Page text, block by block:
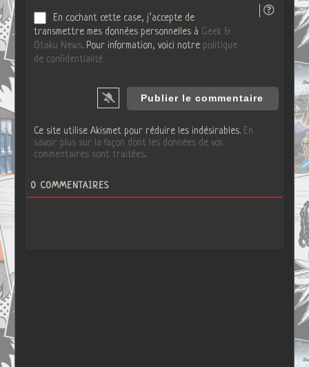
En cochant cette case, j’accepte de
transmettre mes données personnelles à Geek &
Otaku News. Pour information, voici notre politique
de confidentialité
Ce site utilise Akismet pour réduire les indésirables. En
savoir plus sur la façon dont les données de vos
commentaires sont traitées.
0 COMMENTAIRES